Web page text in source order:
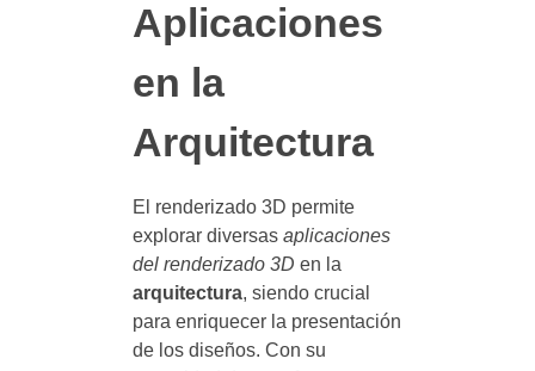
Aplicaciones
en la
Arquitectura
El renderizado 3D permite
explorar diversas aplicaciones
del renderizado 3D en la
arquitectura, siendo crucial
para enriquecer la presentación
de los diseños. Con su